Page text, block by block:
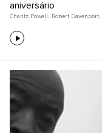
aniversário
Chantz Powell , Robert Davenport,